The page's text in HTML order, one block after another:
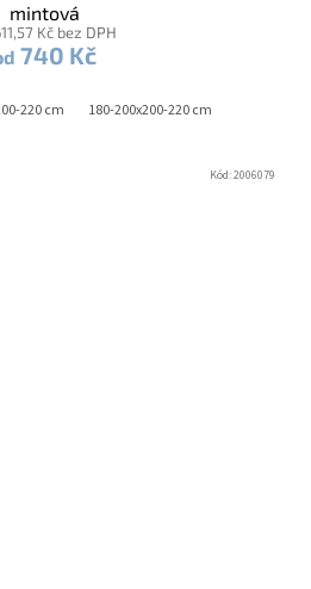
mintová
Kč bez DPH
740 Kč
220 cm 180-200x200-220 cm
Kód:2006079